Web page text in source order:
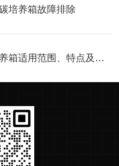
培养箱故障排除
北京中科环试霉菌培养箱适用范围、特点及故障处理